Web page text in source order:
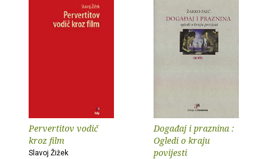
Pervertitov vodič
kroz film
Slavoj Žižek
Događaj i praznina :
Ogledi o kraju
povijesti